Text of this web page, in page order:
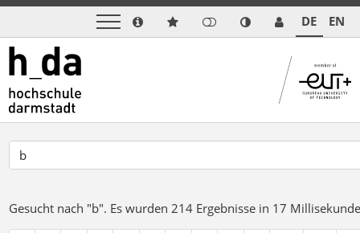
DE EN
Gesucht nach "b". Es wurden 214 Ergebnisse in 17